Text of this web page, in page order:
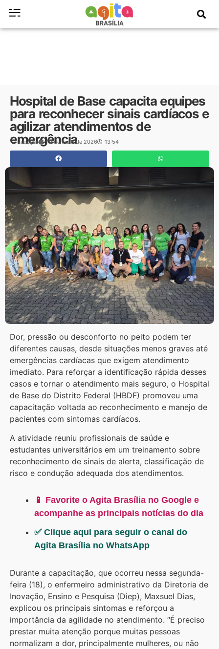
Hospital de Base capacita equipes
para reconhecer sinais cardíacos e
agilizar atendimentos de
emergência
Redação 19 de maio de 2026 13:54
Dor, pressão ou desconforto no peito podem ter
diferentes causas, desde situações menos graves até
emergências cardíacas que exigem atendimento
imediato. Para reforçar a identificação rápida desses
casos e tornar o atendimento mais seguro, o Hospital
de Base do Distrito Federal (HBDF) promoveu uma
capacitação voltada ao reconhecimento e manejo de
pacientes com sintomas cardíacos.
A atividade reuniu profissionais de saúde e
estudantes universitários em um treinamento sobre
reconhecimento de sinais de alerta, classificação de
risco e condução adequada dos atendimentos.
📱 Favorite o Agita Brasília no Google e
acompanhe as principais notícias do dia
✅ Clique aqui para seguir o canal do
Agita Brasília no WhatsApp
Durante a capacitação, que ocorreu nessa segunda-
feira (18), o enfermeiro administrativo da Diretoria de
Inovação, Ensino e Pesquisa (Diep), Maxsuel Dias,
explicou os principais sintomas e reforçou a
importância da agilidade no atendimento. “É preciso
prestar muita atenção porque muitas pessoas
normalizam a dor, principalmente mulheres, ou não